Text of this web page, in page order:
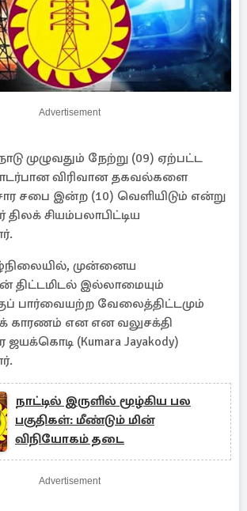
Advertisement
முழுவதும் நேற்று (09) ஏற்பட்ட
விரிவான தகவல்களை
சபை இன்ற (10) வெளியிடும் என்று
சியம்பலாபிட்டிய
முன்னைய
திட்டமிடல் இல்லாமையும்
பார்வையற்ற வேலைத்திட்டமும்
காரணம் என என வலுசக்தி
(Kumara Jayakody)
நாட்டில் இருளில் மூழ்கிய பல
பகுதிகள்: மீண்டும் மின்
விநியோகம் தடை
Advertisement